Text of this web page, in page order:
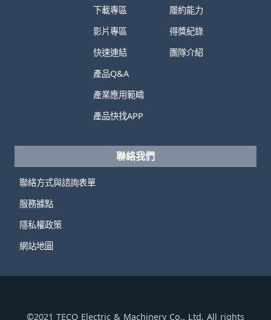
下載專區
影片專區
快速連結
產品Q&A
產業應用範疇
產品快找APP
履約能力
得獎紀錄
團隊介紹
聯絡我們
聯絡方式與諮詢表單
服務據點
隱私權政策
網站地圖
©2021 TECO Electric & Machinery Co., Ltd. All rights